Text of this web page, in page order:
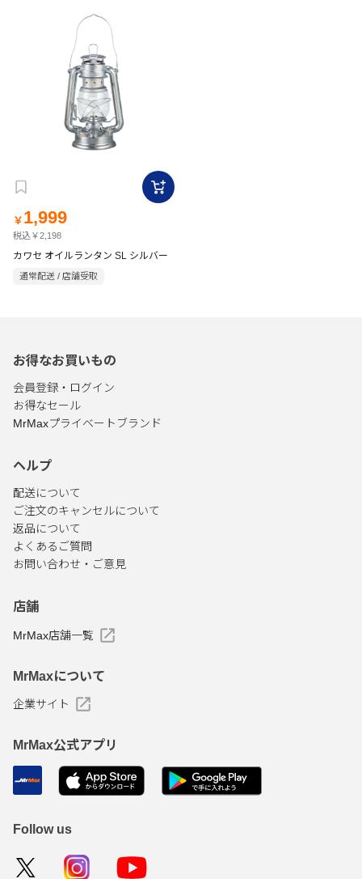
￥ 1,999
税込￥2,198
カワセ オイルランタン SL シルバー
通常配送 / 店舗受取
お得なお買いもの
会員登録・ログイン
お得なセール
MrMaxプライベートブランド
ヘルプ
配送について
ご注文のキャンセルについて
返品について
よくあるご質問
お問い合わせ・ご意見
店舗
MrMax店舗一覧
MrMaxについて
企業サイト
MrMax公式アプリ
Follow us